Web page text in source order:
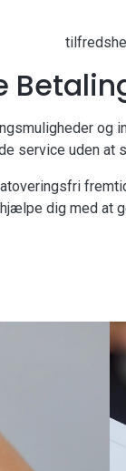
og
service uden at
dig med at